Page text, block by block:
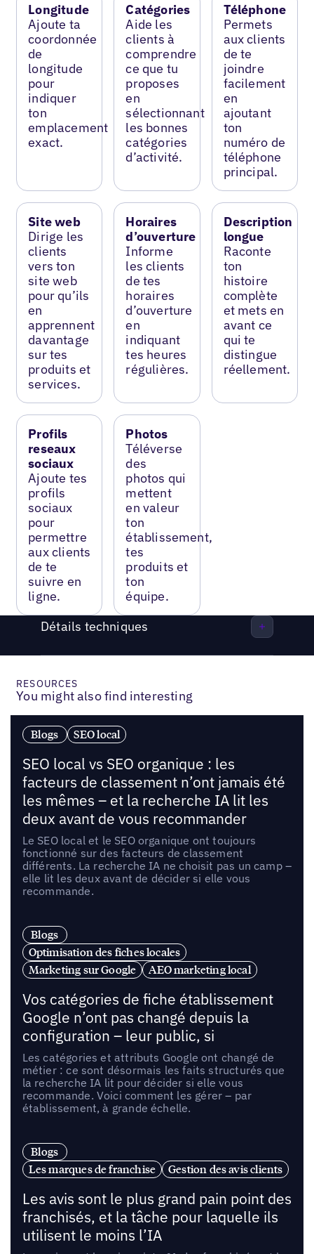
Longitude
Ajoute ta
coordonnée
de
longitude
pour
indiquer
ton
emplacement
exact.
Catégories
Aide les
clients à
comprendre
ce que tu
proposes
en
sélectionnant
les bonnes
catégories
d’activité.
Téléphone
Permets
aux clients
de te
joindre
facilement
en
ajoutant
ton
numéro de
téléphone
principal.
Site web
Dirige les
clients
vers ton
site web
pour qu’ils
en
apprennent
davantage
sur tes
produits et
services.
Horaires
d’ouverture
Informe
les clients
de tes
horaires
d’ouverture
en
indiquant
tes heures
régulières.
Description
longue
Raconte
ton
histoire
complète
et mets en
avant ce
qui te
distingue
réellement.
Profils
reseaux
sociaux
Ajoute tes
profils
sociaux
pour
permettre
aux clients
de te
suivre en
ligne.
Photos
Téléverse
des
photos qui
mettent
en valeur
ton
établissement,
tes
produits et
ton
équipe.
Détails techniques
RESOURCES
You might also find interesting
Blogs SEO local
SEO local vs SEO organique : les
facteurs de classement n’ont jamais été
les mêmes – et la recherche IA lit les
deux avant de vous recommander
Le SEO local et le SEO organique ont toujours
fonctionné sur des facteurs de classement
différents. La recherche IA ne choisit pas un camp –
elle lit les deux avant de décider si elle vous
recommande.
Blogs
Optimisation des fiches locales
Marketing sur Google
AEO marketing local
Vos catégories de fiche établissement
Google n’ont pas changé depuis la
configuration – leur public, si
Les catégories et attributs Google ont changé de
métier : ce sont désormais les faits structurés que
la recherche IA lit pour décider si elle vous
recommande. Voici comment les gérer – par
établissement, à grande échelle.
Blogs
Les marques de franchise
Gestion des avis clients
Les avis sont le plus grand pain point des
franchisés, et la tâche pour laquelle ils
utilisent le moins l’IA